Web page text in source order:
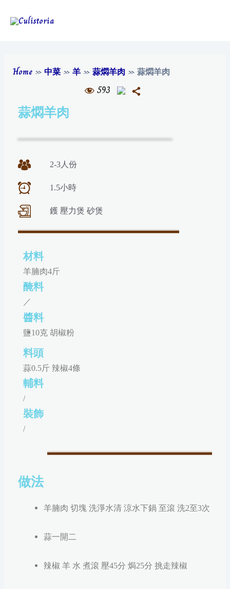
Home »中菜 »羊 »蒜燜羊肉 »蒜燜羊肉
593
蒜燜羊肉
2-3人份
1.5小時
鑊 壓力煲 砂煲
材料
羊腩肉4斤
醃料
／
醬料
鹽10克 胡椒粉
料頭
蒜0.5斤 辣椒4條
輔料
/
裝飾
/
做法
羊腩肉 切塊 洗淨水清 涼水下鍋 至滾 洗2至3次
蒜一開二
辣椒 羊 水 煮滾 壓45分 焗25分 挑走辣椒